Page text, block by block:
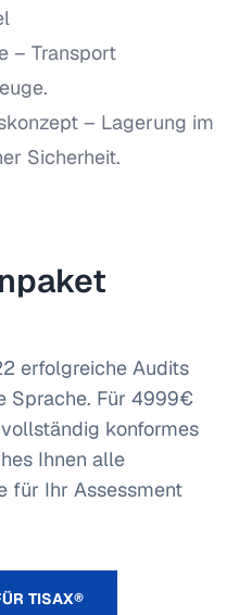
– Transport
– Lagerung im
Sicherheit.
erfolgreiche Audits
Sprache. Für 4999€
konformes
Ihnen alle
für Ihr Assessment
TISAX®